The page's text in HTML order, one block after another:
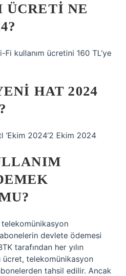
NE
kullanım ücretini 160 TL’ye
HAT 2024
‘Ekim 2024’2 Ekim 2024
devlete ödemesi
tarafından her yılın
ücret, telekomünikasyon
tahsil edilir. Ancak